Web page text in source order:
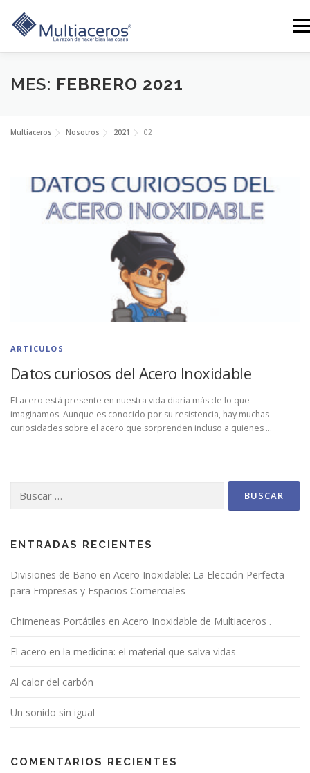
contenido
LÍNEAS GALERÍA SERVICIOS
BLOG TIENDA NOSOTROS
MES: FEBRERO 2021
Multiaceros Nosotros 2021 02
ARTÍCULOS
Datos curiosos del Acero Inoxidable
El acero está presente en nuestra vida diaria más de lo que
imaginamos. Aunque es conocido por su resistencia, hay muchas
curiosidades sobre el acero que sorprenden incluso a quienes …
ENTRADAS RECIENTES
Divisiones de Baño en Acero Inoxidable: La Elección Perfecta
para Empresas y Espacios Comerciales
Chimeneas Portátiles en Acero Inoxidable de Multiaceros .
El acero en la medicina: el material que salva vidas
Al calor del carbón
Un sonido sin igual
COMENTARIOS RECIENTES